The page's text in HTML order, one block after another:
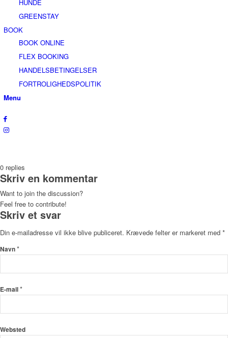
HUNDE
GREENSTAY
BOOK
BOOK ONLINE
FLEX BOOKING
HANDELSBETINGELSER
FORTROLIGHEDSPOLITIK
Menu
0 replies
Skriv en kommentar
Want to join the discussion?
Feel free to contribute!
Skriv et svar
Din e-mailadresse vil ikke blive publiceret. Krævede felter er markeret med *
Navn*
E-mail*
Websted